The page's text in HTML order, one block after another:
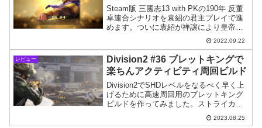
Steam版 三國志13 with PKの190年 反董
卓連合シナリオを袁紹の君主プレイで進
めます。ついに袁紹が禅譲により皇帝と
2022.09.22
レビュー
Division2 #36 ブレットキングで
楽ちんアクティビティ周回ビルド
Division2でSHDレベルをなるべく早く上
げるために高速周回用のブレットキング
ビルドを作ってみました。ストライカー
バトルギアを組み合わることで攻撃面を
伸ばし、かつ他のタレント・装備で防御
2023.08.25